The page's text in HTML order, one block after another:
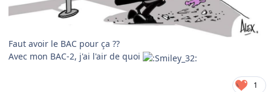
Faut avoir le BAC pour ça ??
Avec mon BAC-2, j'ai l'air de quoi
1